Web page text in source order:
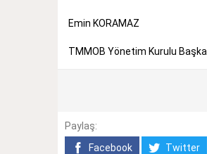
Emin KORAMAZ
TMMOB Yönetim Kurulu
Paylaş:
Facebook
Twitter